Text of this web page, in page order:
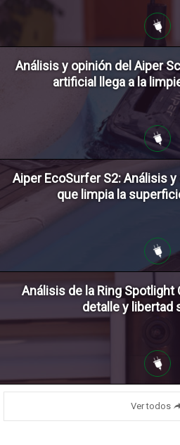
Análisis y opinión del Aiper
artificial llega a la
Aiper EcoSurfer S2: Análisis
que limpia la
Análisis de la Ring Spotlight
detalle y libertad
Ver todos